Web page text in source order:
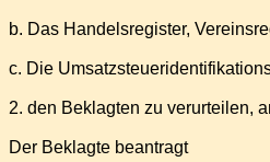
b. Das Handelsregister,
c. Die
2. den Beklagten zu verurteilen,
Der Beklagte beantragt